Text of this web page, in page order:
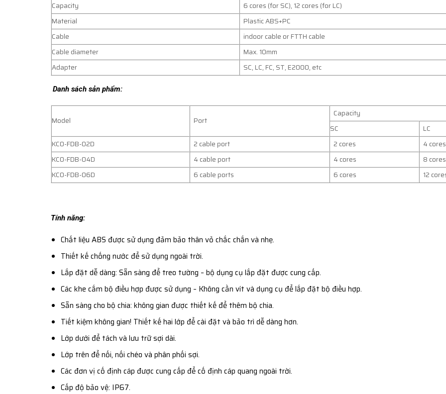
Capacity
6 cores (for SC), 12 cores (for LC)
Material
Plastic ABS+PC
Cable
indoor cable or FTTH cable
Cable diameter
Max. 10mm
Adapter
SC, LC, FC, ST, E2000, etc
Danh sách sản phẩm:
Model Port
Capacity
SC
LC
KCO-FDB-02D
2 cable port 2 cores 4 cores
KCO-FDB-04D
4 cable port 4 cores 8 cores
KCO-FDB-06D
6 cable ports 6 cores 12
Tính năng:
Chất liệu ABS được sử dụng đảm bảo thân vỏ chắc chắn và nhẹ.
Thiết kế chống nước để sử dụng ngoài trời.
Lắp đặt dễ dàng: Sẵn sàng để treo tường – bộ dụng cụ lắp đặt được cung cấp.
Các khe cắm bộ điều hợp được sử dụng – Không cần vít và dụng cụ để lắp đặt bộ điều hợp.
Sẵn sàng cho bộ chia: không gian được thiết kế để thêm bộ chia.
Tiết kiệm không gian! Thiết kế hai lớp để cài đặt và bảo trì dễ dàng hơn.
Lớp dưới để tách và lưu trữ sợi dài.
Lớp trên để nối, nối chéo và phân phối sợi.
Các đơn vị cố định cáp được cung cấp để cố định cáp quang ngoài trời.
Cấp độ bảo vệ: IP67.